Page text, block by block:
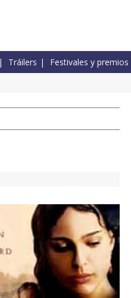
Tráilers Festivales y premios